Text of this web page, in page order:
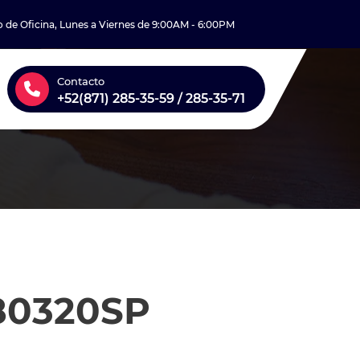
de Oficina, Lunes a Viernes de 9:00AM - 6:00PM
Contacto
+52(871) 285-35-59 / 285-35-71